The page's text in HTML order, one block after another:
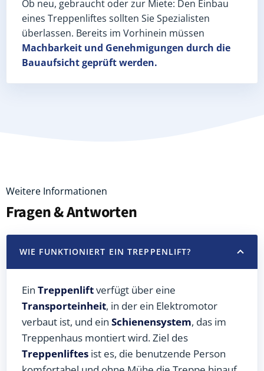
Ob neu, gebraucht oder zur Miete: Den Einbau
eines Treppenliftes sollten Sie Spezialisten
überlassen. Bereits im Vorhinein müssen
Machbarkeit und Genehmigungen durch die
Bauaufsicht geprüft werden.
Weitere Informationen
Fragen & Antworten
WIE FUNKTIONIERT EIN TREPPENLIFT?
Ein Treppenliftverfügt über eine
Transporteinheit, in der ein Elektromotor
verbaut ist, und ein Schienensystem, das im
Treppenhaus montiert wird. Ziel des
Treppenliftes ist es, die benutzende Person